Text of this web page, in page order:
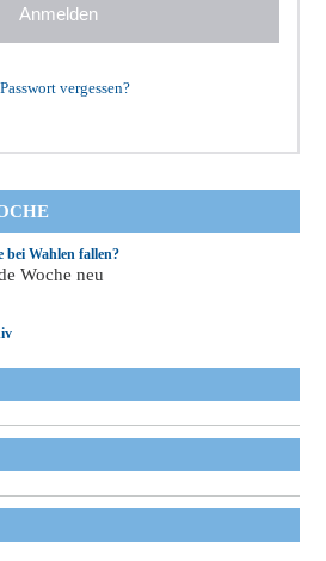
Passwort vergessen?
bei Wahlen fallen?
Woche neu